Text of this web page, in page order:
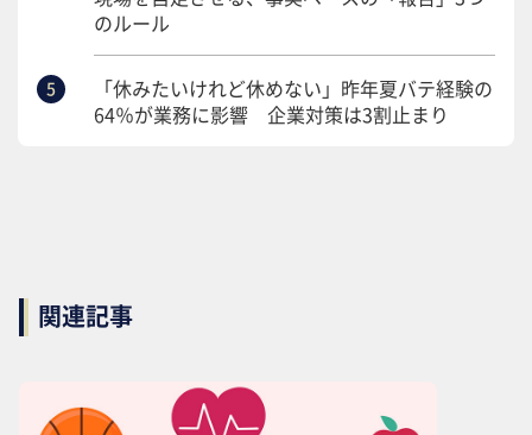
のルール
「休みたいけれど休めない」昨年夏バテ経験の
64％が業務に影響 企業対策は3割止まり
関連記事